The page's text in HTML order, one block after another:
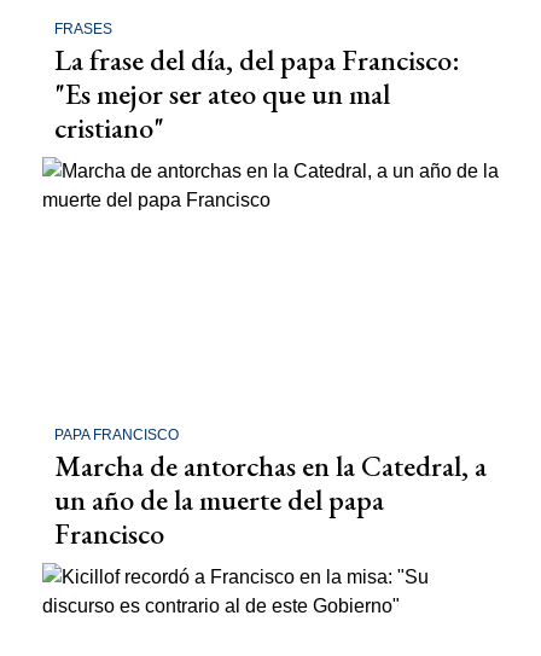
FRASES
La frase del día, del papa Francisco:
"Es mejor ser ateo que un mal
cristiano"
PAPA FRANCISCO
Marcha de antorchas en la Catedral, a
un año de la muerte del papa
Francisco